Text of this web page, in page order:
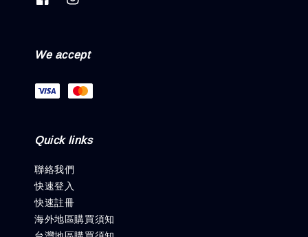
We accept
Quick links
聯絡我們
快速登入
快速註冊
海外地區購買須知